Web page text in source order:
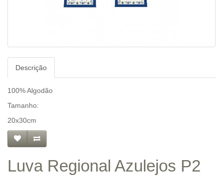
Descrição
100% Algodão
Tamanho:
20x30cm
Luva Regional Azulejos P2